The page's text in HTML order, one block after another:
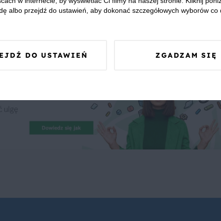
zapewnić, że publikowane opinie pochodzą od konsumentów,
albo przejdź do ustawień, aby dokonać szczegółowych wyborów co
DO USTAWIEŃ ZGADZAM SIĘ